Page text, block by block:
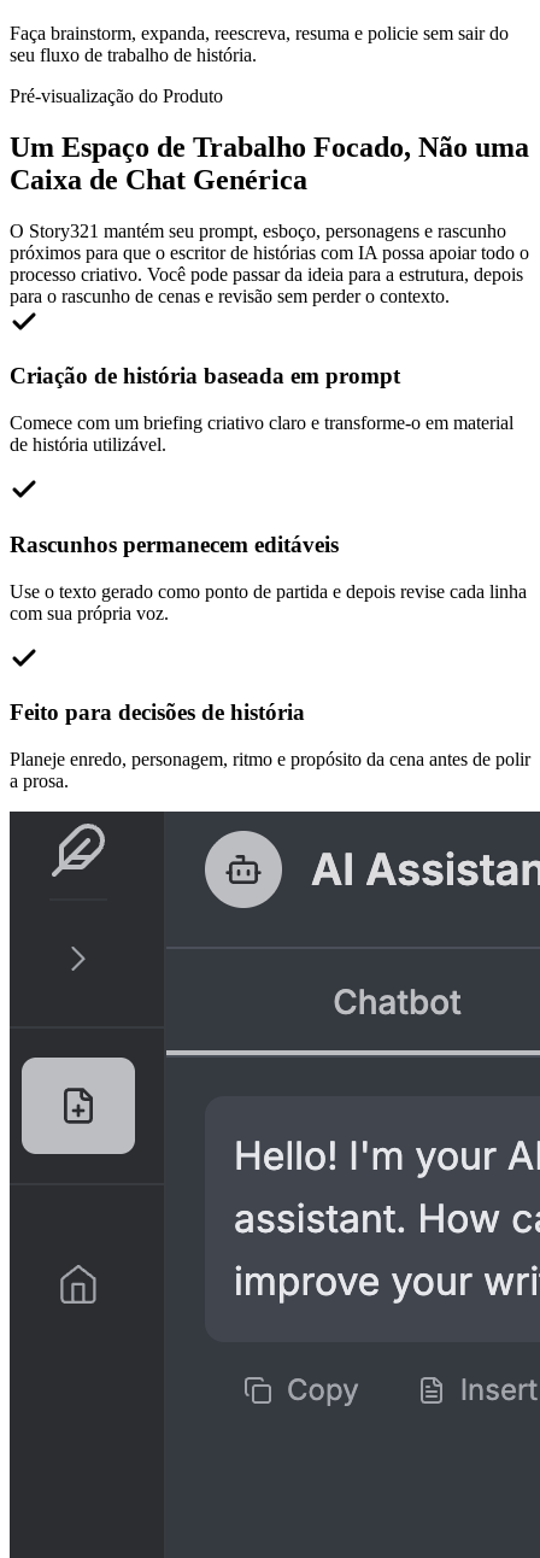
Faça brainstorm, expanda, reescreva, resuma e policie sem sair do
seu fluxo de trabalho de história.
Pré-visualização do Produto
Um Espaço de Trabalho Focado, Não uma
Caixa de Chat Genérica
O Story321 mantém seu prompt, esboço, personagens e rascunho
próximos para que o escritor de histórias com IA possa apoiar todo o
processo criativo. Você pode passar da ideia para a estrutura, depois
para o rascunho de cenas e revisão sem perder o contexto.
Criação de história baseada em prompt
Comece com um briefing criativo claro e transforme-o em material
de história utilizável.
Rascunhos permanecem editáveis
Use o texto gerado como ponto de partida e depois revise cada linha
com sua própria voz.
Feito para decisões de história
Planeje enredo, personagem, ritmo e propósito da cena antes de polir
a prosa.